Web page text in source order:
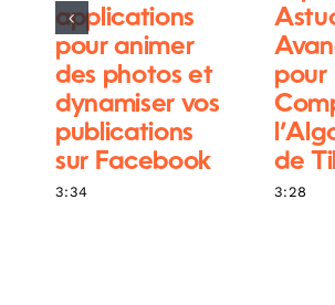
applications
pour animer
des photos et
dynamiser vos
publications
sur Facebook
3:34
pour
de
3:28